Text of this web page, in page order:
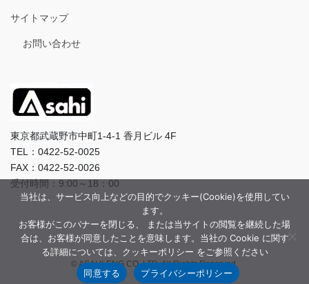
サイトマップ
お問い合わせ
東京都武蔵野市中町1-4-1 香月ビル 4F
TEL：0422-52-0025
FAX：0422-52-0026
受付時間：9:00～18：00
© ASAHI-ENG CO.,LTD. All Rights Reserved.
当社は、サービス向上などの目的でクッキー(Cookie)を使用してい
ます。
お客様がこのバナーを閉じる、 または当サイトの閲覧を継続した場
合は、お客様が同意したことを意味します。当社の Cookie に関す
る詳細については、クッキーポリシー をご参照ください
同意する
プライバシーポリシー